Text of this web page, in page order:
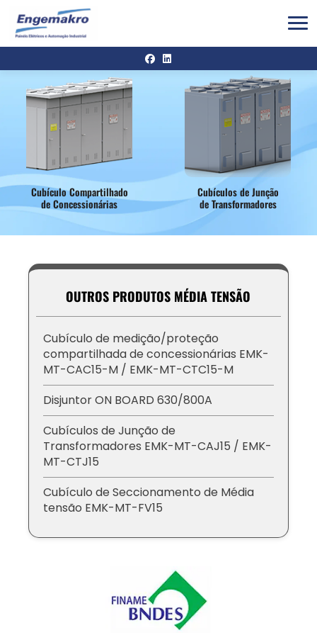
Cubículo Compartilhado
de Concessionárias
Cubículos de Junção
de Transformadores
OUTROS PRODUTOS MÉDIA TENSÃO
Cubículo de medição/proteção
compartilhada de concessionárias EMK-
MT-CAC15-M / EMK-MT-CTC15-M
Disjuntor ON BOARD 630/800A
Cubículos de Junção de
Transformadores EMK-MT-CAJ15 / EMK-
MT-CTJ15
Cubículo de Seccionamento de Média
tensão EMK-MT-FV15